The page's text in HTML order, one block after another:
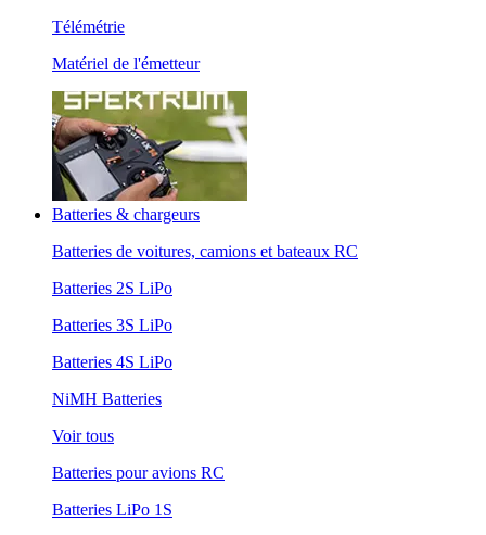
Télémétrie
Matériel de l'émetteur
Batteries & chargeurs
Batteries de voitures, camions et bateaux RC
Batteries 2S LiPo
Batteries 3S LiPo
Batteries 4S LiPo
NiMH Batteries
Voir tous
Batteries pour avions RC
Batteries LiPo 1S